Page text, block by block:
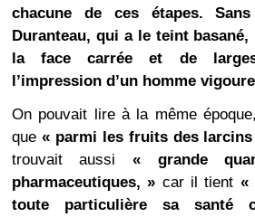
chacune de ces étapes.
Duranteau, qui a le teint
la face carrée et de
l’impression d’un homme
On pouvait lire à la même
que « parmi les fruits des larcins
trouvait aussi « grande
pharmaceutiques, » car il tient «
toute particulière sa santé